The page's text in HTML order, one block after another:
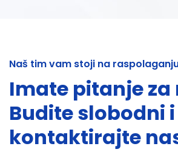
Naš tim vam stoji na
Imate pitanje za
Budite slobodni i
kontaktirajte